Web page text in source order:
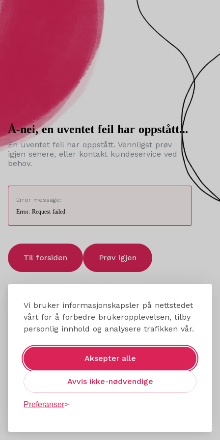
Vi bruker informasjonskapsler på nettstedet
vårt for å forbedre brukeropplevelsen, tilby
personlig innhold og analysere trafikken vår.
Aksepter alle
Avvis ikke-nødvendige
Preferanser
Å-nei, en uventet feil har oppstått...
En uventet feil har oppstått. Vennligst prøv
igjen senere, eller kontakt kundeservice ved
behov.
Error message:
Error: Request failed
Til forsiden Prøv igjen